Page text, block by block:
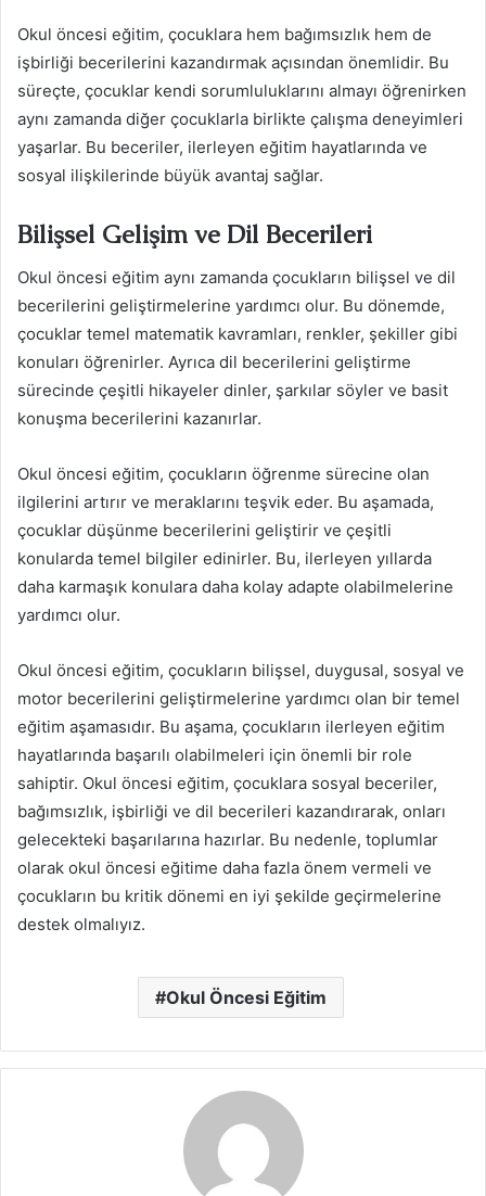
Okul öncesi eğitim, çocuklara hem bağımsızlık hem de
işbirliği becerilerini kazandırmak açısından önemlidir. Bu
süreçte, çocuklar kendi sorumluluklarını almayı öğrenirken
aynı zamanda diğer çocuklarla birlikte çalışma deneyimleri
yaşarlar. Bu beceriler, ilerleyen eğitim hayatlarında ve
sosyal ilişkilerinde büyük avantaj sağlar.
Bilişsel Gelişim ve Dil Becerileri
Okul öncesi eğitim aynı zamanda çocukların bilişsel ve dil
becerilerini geliştirmelerine yardımcı olur. Bu dönemde,
çocuklar temel matematik kavramları, renkler, şekiller gibi
konuları öğrenirler. Ayrıca dil becerilerini geliştirme
sürecinde çeşitli hikayeler dinler, şarkılar söyler ve basit
konuşma becerilerini kazanırlar.
Okul öncesi eğitim, çocukların öğrenme sürecine olan
ilgilerini artırır ve meraklarını teşvik eder. Bu aşamada,
çocuklar düşünme becerilerini geliştirir ve çeşitli
konularda temel bilgiler edinirler. Bu, ilerleyen yıllarda
daha karmaşık konulara daha kolay adapte olabilmelerine
yardımcı olur.
Okul öncesi eğitim, çocukların bilişsel, duygusal, sosyal ve
motor becerilerini geliştirmelerine yardımcı olan bir temel
eğitim aşamasıdır. Bu aşama, çocukların ilerleyen eğitim
hayatlarında başarılı olabilmeleri için önemli bir role
sahiptir. Okul öncesi eğitim, çocuklara sosyal beceriler,
bağımsızlık, işbirliği ve dil becerileri kazandırarak, onları
gelecekteki başarılarına hazırlar. Bu nedenle, toplumlar
olarak okul öncesi eğitime daha fazla önem vermeli ve
çocukların bu kritik dönemi en iyi şekilde geçirmelerine
destek olmalıyız.
Okul Öncesi Eğitim